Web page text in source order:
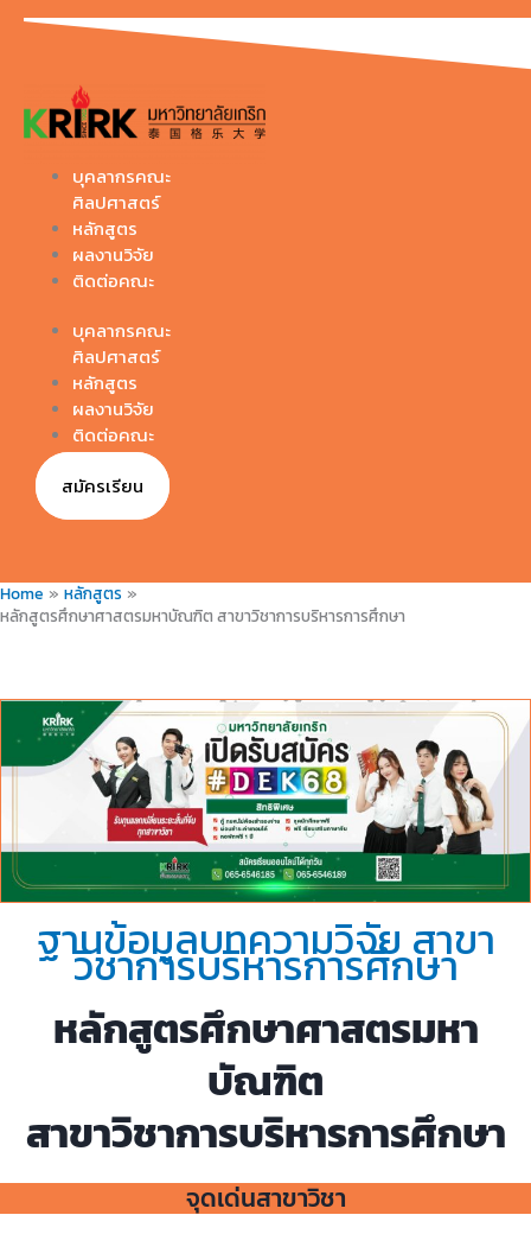
Skip
บุคลากรคณะ
ศิลปศาสตร์
หลักสูตร
ผลงานวิจัย
ติดต่อคณะ
บุคลากรคณะ
ศิลปศาสตร์
หลักสูตร
ผลงานวิจัย
ติดต่อคณะ
สมัครเรียน
Home
หลักสูตร
หลักสูตรศึกษาศาสตรมหาบัณฑิต สาขาวิชาการบริหารการศึกษา
ฐานข้อมูลบทความวิจัย สาขา
วิชาการบริหารการศึกษา
หลักสูตรศึกษาศาสตรมหา
บัณฑิต
สาขาวิชาการบริหารการศึกษา
จุดเด่นสาขาวิชา